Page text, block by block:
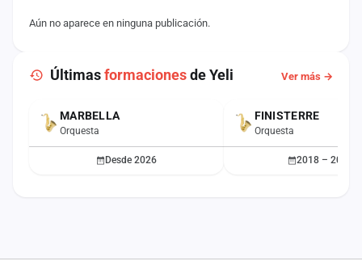
Aún no aparece en ninguna publicación.
Últimasformacionesde Yeli Ver más →
ACTUALMARBELLA
Orquesta
Desde 2026
FINISTERRE
Orquesta
2018 – 2025